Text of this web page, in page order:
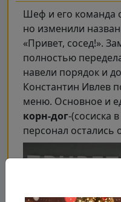
Шеф и его команда
но изменили
«Привет, сосед!».
полностью
навели порядок и
Константин Ивлев
меню. Основное и
корн-дог-(сосиска
персонал остались